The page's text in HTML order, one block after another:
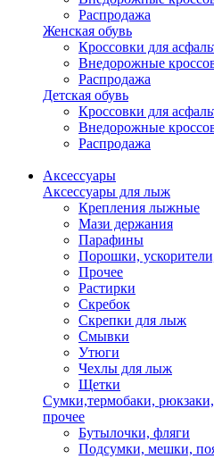
Распродажа
Женская обувь
Кроссовки для
Внедорожные
Распродажа
Детская обувь
Кроссовки для
Внедорожные
Распродажа
Аксессуары
Аксессуары для лыж
Крепления лыжные
Мази держания
Парафины
Порошки,
Прочее
Растирки
Скребок
Скрепки для лыж
Смывки
Утюги
Чехлы для лыж
Щетки
Сумки,термобаки,
прочее
Бутылочки, фляги
Подсумки, мешки,